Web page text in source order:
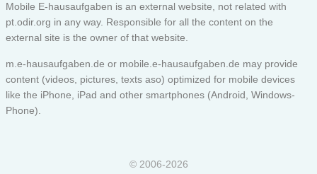
Mobile E-hausaufgaben is an external website, not related with
pt.odir.org in any way. Responsible for all the content on the
external site is the owner of that website.
m.e-hausaufgaben.de or mobile.e-hausaufgaben.de may provide
content (videos, pictures, texts aso) optimized for mobile devices
like the iPhone, iPad and other smartphones (Android, Windows-
Phone).
© 2006-2026